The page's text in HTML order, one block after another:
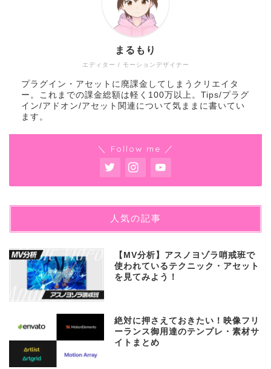
エディター / モーションデザイナー
まるもり
プラグイン・アセットに廃課金してしまうクリエイタ
ー。これまでの課金総額は軽く100万以上。Tips/プラグ
イン/アドオン/アセット関連について気ままに書いてい
ます。
＼ Follow me ／
人気の記事
【MV分析】アスノヨゾラ哨戒班で
使われているテクニック・アセット
を見てみよう！
絶対に押さえておきたい！映像フリ
ーランス御用達のテンプレ・素材サ
イトまとめ